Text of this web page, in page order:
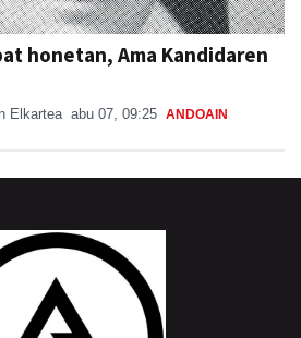
honetan, Ama Kandidaren
Elkartea abu 07, 09:25 ANDOAIN